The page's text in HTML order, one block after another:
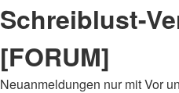
Schreiblust-
[FORUM]
Neuanmeldungen nur mit Vor